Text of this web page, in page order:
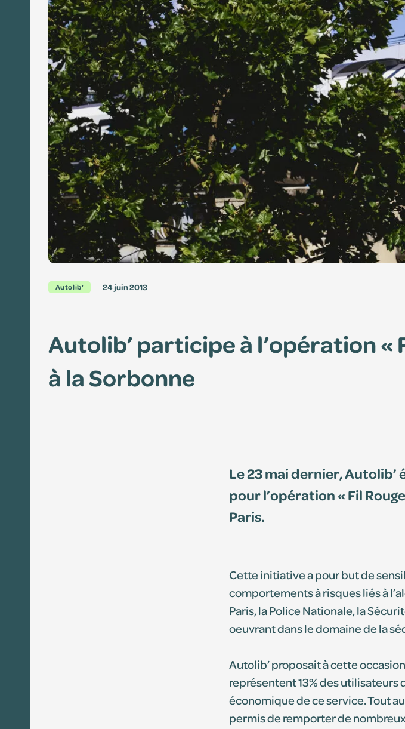
Actes administratifs
Le vélo partagé
Études & travaux
Autolib' 24 juin 2013
Autolib’ participe à l’opération «
à la Sorbonne
Le 23 mai dernier,
pour l’opération « Fil
Paris.
Cette initiative a pour but de
comportements à risques liés à
Paris, la Police Nationale, la
oeuvrant dans le domaine de la
Autolib’ proposait à cette
représentent 13% des utilisateurs
économique de ce service. Tout
permis de remporter de